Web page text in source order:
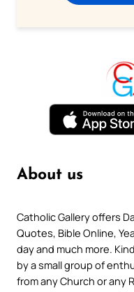
About us
Catholic Gallery offers
Quotes, Bible Online,
day and much more.
by a small group of
from any Church or any